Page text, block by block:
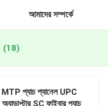
আমাদের সম্পর্কে
(18)
প্যাচ প্যানেল UPC
SC ফাইবার প্যাচ